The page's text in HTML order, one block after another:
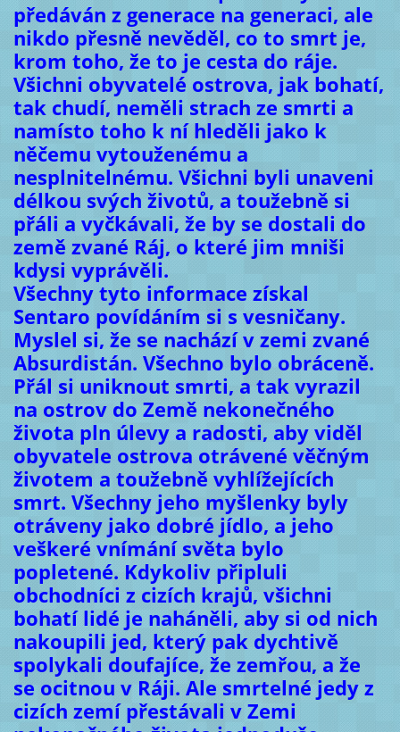
předáván z generace na generaci, ale
nikdo přesně nevěděl, co to smrt je,
krom toho, že to je cesta do ráje.
Všichni obyvatelé ostrova, jak bohatí,
tak chudí, neměli strach ze smrti a
namísto toho k ní hleděli jako k
něčemu vytouženému a
nesplnitelnému. Všichni byli unaveni
délkou svých životů, a toužebně si
přáli a vyčkávali, že by se dostali do
země zvané Ráj, o které jim mniši
kdysi vyprávěli.
Všechny tyto informace získal
Sentaro povídáním si s vesničany.
Myslel si, že se nachází v zemi zvané
Absurdistán. Všechno bylo obráceně.
Přál si uniknout smrti, a tak vyrazil
na ostrov do Země nekonečného
života pln úlevy a radosti, aby viděl
obyvatele ostrova otrávené věčným
životem a toužebně vyhlížejících
smrt. Všechny jeho myšlenky byly
otráveny jako dobré jídlo, a jeho
veškeré vnímání světa bylo
popletené. Kdykoliv připluli
obchodníci z cizích krajů, všichni
bohatí lidé je naháněli, aby si od nich
nakoupili jed, který pak dychtivě
spolykali doufajíce, že zemřou, a že
se ocitnou v Ráji. Ale smrtelné jedy z
cizích zemí přestávali v Zemi